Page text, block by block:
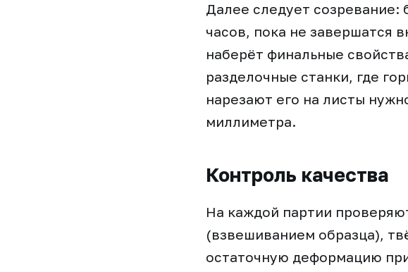
Далее следует созревание:
часов, пока не завершатся
наберёт финальные
разделочные станки, где
нарезают его на листы
миллиметра.
Контроль качества
На каждой партии
(взвешиванием образца),
остаточную деформацию